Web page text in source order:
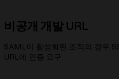
비공개 개발 URL
SAML이 활성화된 조직의 경우
URL에 인증 요구